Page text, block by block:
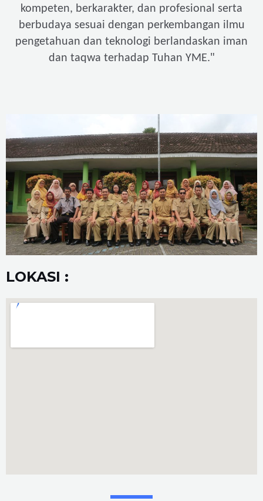
kompeten, berkarakter, dan profesional serta
berbudaya sesuai dengan perkembangan ilmu
pengetahuan dan teknologi berlandaskan iman
dan taqwa terhadap Tuhan YME."
LOKASI :